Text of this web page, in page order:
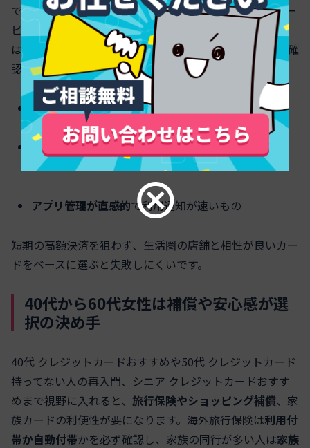
での通りが良く、JCBは国内の細かな優待やLINDA系サー
ビスが便利です。クレジットカードおすすめ初心者女性
は、アプリの家計管理や不正利用補償の使いやすさも要確
認です。
年会費無料で1.0％以上の通常還元
タッチ決済のポイントアップ （コンビニ・カフェ）
が強いカード
アプリ管理が直感的で利用通知が速いもの
短期の高額決済を狙わず、生活圏の店舗と相性が良いカー
ドをベースに選ぶと失敗しにくいです。
40代から60代女性は補償や安心感が選
択の決め手
40代 クレジットカードおすすめや50代 クレジットカード
持ってない人の再入門、シニア クレジットカードおすす
めまで視野に入れると、 旅行保険やショッピング補償、家
族カードの利便性が要になります。海外旅行保険は利用付
帯か自動付帯かを必ず確認し、家族の同行が多い人は家族